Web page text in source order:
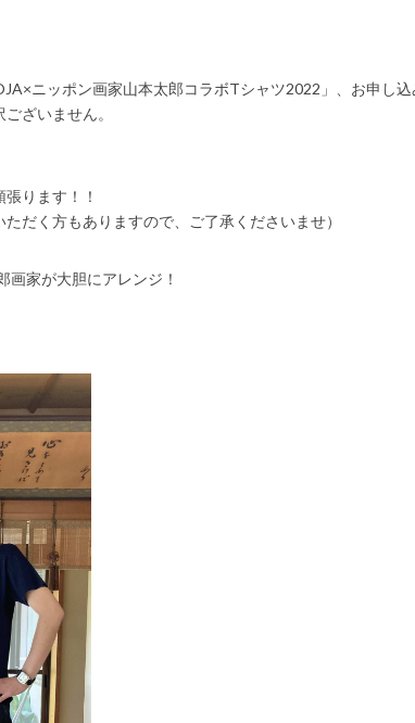
ニッポン画家山本太郎コラボTシャツ2022」、お申し込
ざいません。
ります！！
だく方もありますので、ご了承くださいませ）
家が大胆にアレンジ！